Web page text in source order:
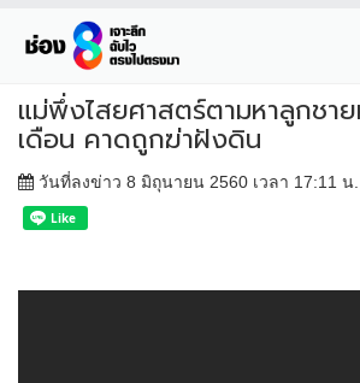
แม่พึ่งไสยศาสตร์ตามหาลูกชา
เดือน คาดถูกฆ่าฝังดิน
วันที่ลงข่าว 8 มิถุนายน 2560 เวลา 17:11 น.